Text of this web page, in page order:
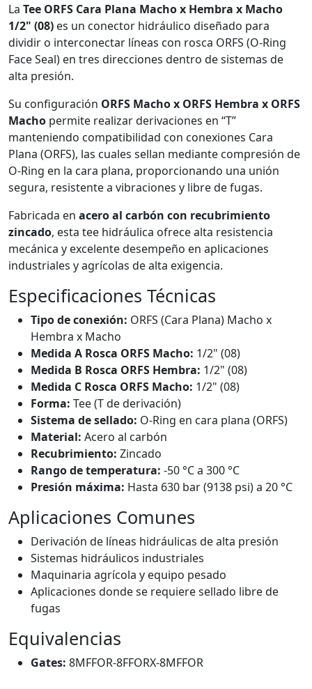
La Tee ORFS Cara Plana Macho x Hembra x Macho
1/2" (08) es un conector hidráulico diseñado para
dividir o interconectar líneas con rosca ORFS (O-Ring
Face Seal) en tres direcciones dentro de sistemas de
alta presión.
Su configuración ORFS Macho x ORFS Hembra x ORFS
Macho permite realizar derivaciones en “T”
manteniendo compatibilidad con conexiones Cara
Plana (ORFS), las cuales sellan mediante compresión de
O-Ring en la cara plana, proporcionando una unión
segura, resistente a vibraciones y libre de fugas.
Fabricada en acero al carbón con recubrimiento
zincado, esta tee hidráulica ofrece alta resistencia
mecánica y excelente desempeño en aplicaciones
industriales y agrícolas de alta exigencia.
Especificaciones Técnicas
Tipo de conexión: ORFS (Cara Plana) Macho x
Hembra x Macho
Medida A Rosca ORFS Macho: 1/2" (08)
Medida B Rosca ORFS Hembra: 1/2" (08)
Medida C Rosca ORFS Macho: 1/2" (08)
Forma: Tee (T de derivación)
Sistema de sellado: O-Ring en cara plana (ORFS)
Material: Acero al carbón
Recubrimiento: Zincado
Rango de temperatura: -50 °C a 300 °C
Presión máxima: Hasta 630 bar (9138 psi) a 20 °C
Aplicaciones Comunes
Derivación de líneas hidráulicas de alta presión
Sistemas hidráulicos industriales
Maquinaria agrícola y equipo pesado
Aplicaciones donde se requiere sellado libre de
fugas
Equivalencias
Gates: 8MFFOR-8FFORX-8MFFOR